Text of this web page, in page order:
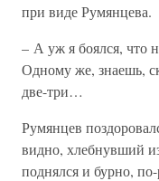
при виде Румянцева.
– А уж я боялся, что
Одному же, знаешь,
две-три…
Румянцев
видно, хлебнувший
поднялся и бурно,